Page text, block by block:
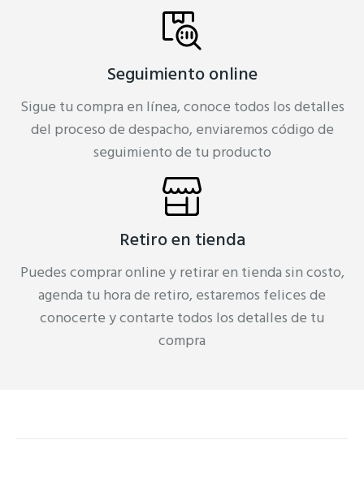
Seguimiento online
Sigue tu compra en línea, conoce todos los detalles
del proceso de despacho, enviaremos código de
seguimiento de tu producto
Retiro en tienda
Puedes comprar online y retirar en tienda sin costo,
agenda tu hora de retiro, estaremos felices de
conocerte y contarte todos los detalles de tu
compra